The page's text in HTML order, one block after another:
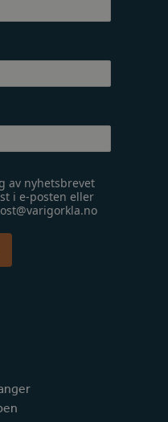
av nyhetsbrevet
i e-posten eller